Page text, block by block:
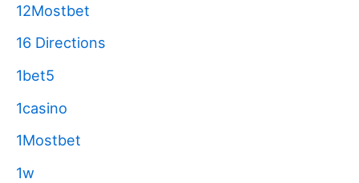
12Mostbet
16 Directions
1bet5
1casino
1Mostbet
1w